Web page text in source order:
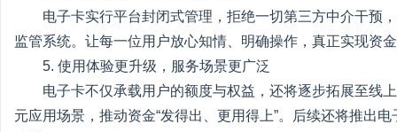
电子卡实行平台封闭式管理，拒绝一切第三方中介干预
监管系统。让每一位用户放心知情、明确操作，真正实现资
5. 使用体验更升级，服务场景更广泛
电子卡不仅承载用户的额度与权益，还将逐步拓展至线
元应用场景，推动资金“发得出、更用得上”。后续还将推出